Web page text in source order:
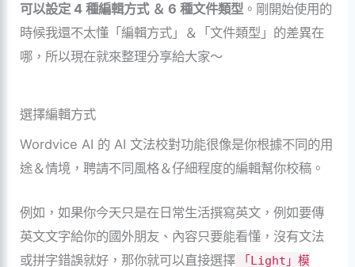
可以設定 4 種編輯方式 ＆ 6 種文件類型 。剛開始使用的
時候我還不太懂「編輯方式」＆「文件類型」的差異在
哪，所以現在就來整理分享給大家～
選擇編輯方式
Wordvice AI 的 AI 文法校對功能很像是你根據不同的用
途＆情境，聘請不同風格＆仔細程度的編輯幫你校稿。
例如，如果你今天只是在日常生活撰寫英文，例如要傳
英文文字給你的國外朋友、內容只要能看懂，沒有文法
或拼字錯誤就好，那你就可以直接選擇
「Light」模